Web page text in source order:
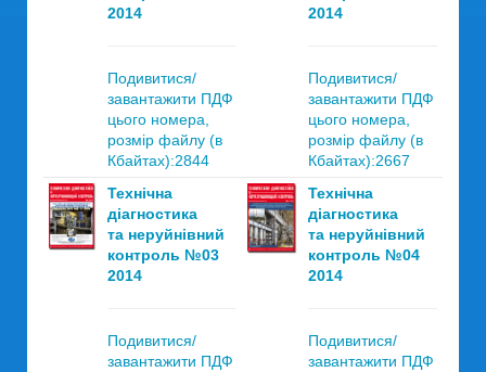
2014
Подивитися/
завантажити ПДФ
цього номера,
розмір файлу (в
Кбайтах):2844
2014
Подивитися/
завантажити ПДФ
цього номера,
розмір файлу (в
Кбайтах):2667
Технічна
діагностика
та неруйнівний
контроль №03
2014
Подивитися/
завантажити ПДФ
Технічна
діагностика
та неруйнівний
контроль №04
2014
Подивитися/
завантажити ПДФ